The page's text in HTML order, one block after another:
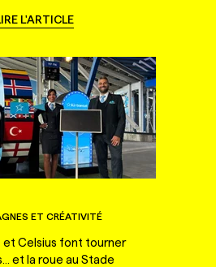
L'ARTICLE
ET CRÉATIVITÉ
et Celsius font tourner
et la roue au Stade